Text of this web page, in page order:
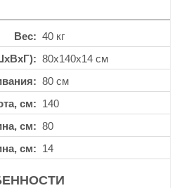
Вес
40 кг
80x140x14 см
80 см
см
140
см
80
см
14